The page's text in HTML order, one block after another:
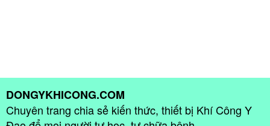
DONGYKHICONG.COM
Chuyên trang chia sẻ kiến thức, thiết bị Khí Công Y